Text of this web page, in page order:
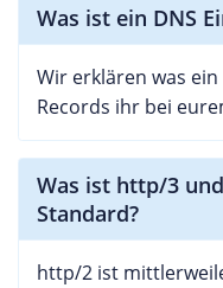
Was ist ein DNS
Wir erklären was
Records ihr bei
Was ist http/3
Standard?
http/2 ist